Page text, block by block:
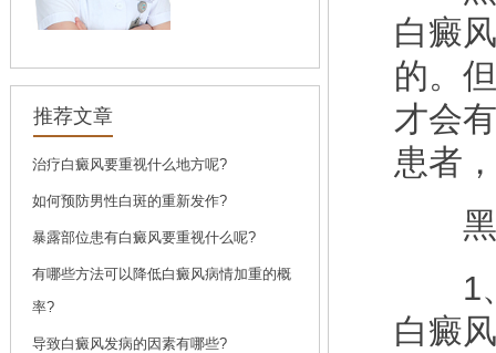
高汝辉
问诊
刘斌，中共党员，毕
问诊
推荐文章
治疗白癜风要重视什么地方呢?
如何预防男性白斑的重新发作?
暴露部位患有白癜风要重视什么呢?
有哪些方法可以降低白癜风病情加重的概
率?
导致白癜风发病的因素有哪些?
白癜
的。
才会
患者
黑
1、
白癜